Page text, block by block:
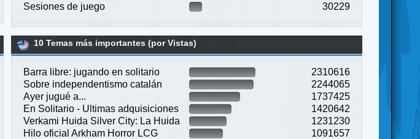
Sesiones de juego
30229
10 Temas más importantes (por Vistas)
Barra libre: jugando en solitario
2310616
Sobre independentismo catalán
2244065
Ayer jugué a...
1737425
En Solitario - Ultimas adquisiciones
1420642
Verkami Huida Silver City: La Huida
1231230
Hilo oficial Arkham Horror LCG
1091657